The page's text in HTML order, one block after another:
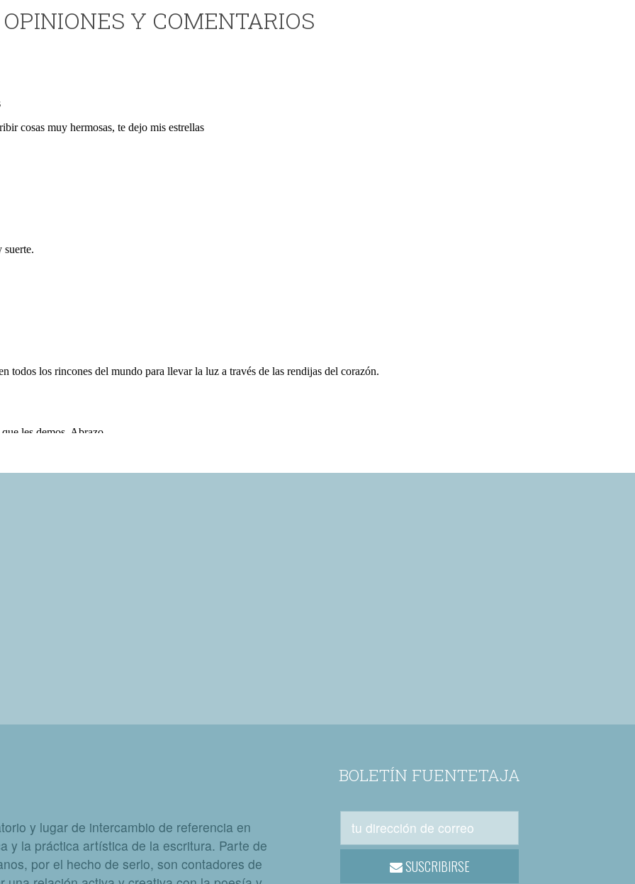
OPINIONES Y COMENTARIOS
y lugar de intercambio de referencia en
y la práctica artística de la escritura. Parte de
por el hecho de serlo, son contadores de
BOLETÍN FUENTETAJA
SUSCRIBIRSE